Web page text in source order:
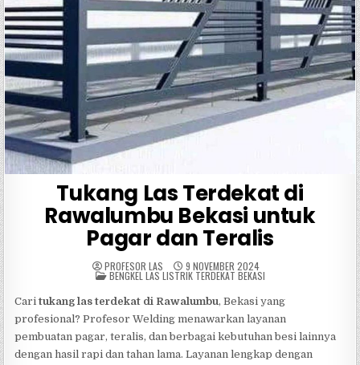
Tukang Las Terdekat di
Rawalumbu Bekasi untuk
Pagar dan Teralis
PROFESOR LAS 9 NOVEMBER 2024
POSTED
IN
BENGKEL LAS LISTRIK TERDEKAT BEKASI
Caritukang las terdekat di Rawalumbu, Bekasi yang
profesional? Profesor Welding menawarkan layanan
pembuatan pagar, teralis, dan berbagai kebutuhan besi lainnya
dengan hasil rapi dan tahan lama. Layanan lengkap dengan